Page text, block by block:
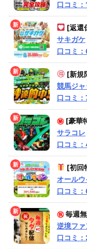
口コミ
[返還
サキガケ
口コミ
[新規
競馬ジャ
口コミ
㊙ [豪華
サラコレ
口コミ
[初回
オール
口コミ
㊗毎週
逆境フ
口コミ